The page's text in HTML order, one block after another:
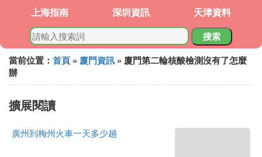
上海指南 深圳資訊 天津資料
搜索
當前位置： 首頁 » 廈門資訊 » 廈門第二輪核酸檢測沒有了怎麼
辦
擴展閱讀
廣州到梅州火車一天多少趟